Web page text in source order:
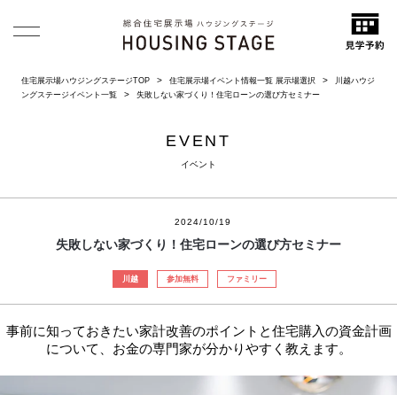
住宅展示場ハウジングステージTOP 住宅展示場イベント情報一覧 展示場選択
川越ハウジ
ングステージイベント一覧
失敗しない家づくり！住宅ローンの選び方セミナー
EVENT
イベント
2024/10/19
失敗しない家づくり！住宅ローンの選び方セミナー
川越 参加無料 ファミリー
事前に知っておきたい家計改善のポイントと住宅購入の資金計画
について、お金の専門家が分かりやすく教えます。